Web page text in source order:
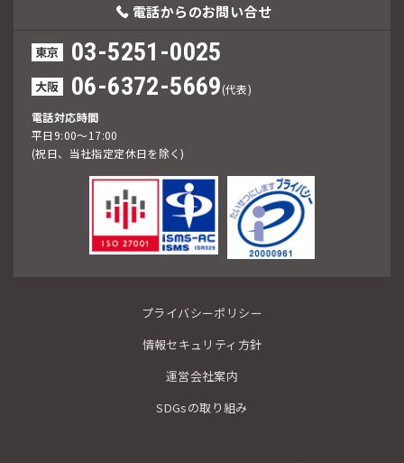
電話からのお問い合せ
東京 03-5251-0025
大阪 06-6372-5669(代表)
電話対応時間
平日9:00～17:00
(祝日、当社指定定休日を除く)
プライバシーポリシー
情報セキュリティ方針
運営会社案内
SDGsの取り組み